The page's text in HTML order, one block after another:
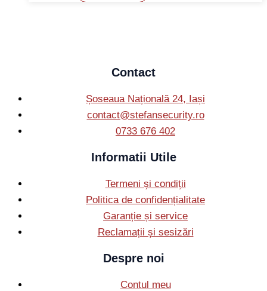
Contact
Șoseaua Națională 24, Iași
contact@stefansecurity.ro
0733 676 402
Informatii Utile
Termeni și condiții
Politica de confidențialitate
Garanție și service
Reclamații și sesizări
Despre noi
Contul meu